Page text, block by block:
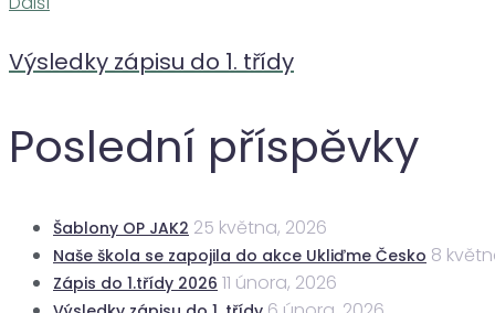
příspěvek
Výsledky zápisu do 1. třídy
Poslední příspěvky
Šablony OP JAK2 25 května, 2026
Naše škola se zapojila do akce Ukliďme Česko 8
Zápis do 1.třídy 2026 11 února, 2026